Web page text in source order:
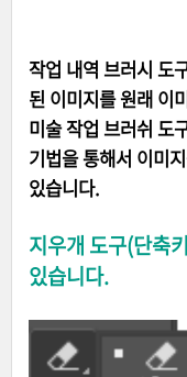
작업 내역 브러시
된 이미지를 원래 이
미술 작업 브러쉬
기법을 통해서 이미
있습니다.
지우개 도구(단축
있습니다.